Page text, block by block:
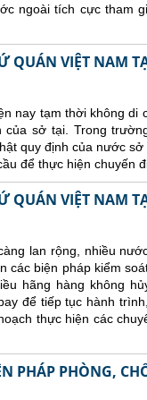
ngoài tích cực tham
QUÁN VIỆT NAM
nay tạm thời không di
của sở tại. Trong
quy định của nước sở
để thực hiện chuyến
QUÁN VIỆT NAM
lan rộng, nhiều
các biện pháp kiểm
hãng hàng không
để tiếp tục hành
thực hiện các
PHÁP PHÒNG,